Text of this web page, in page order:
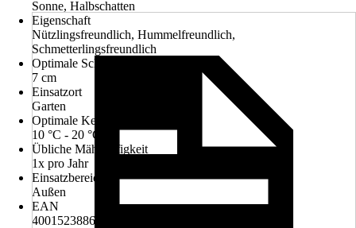
Sonne, Halbschatten
Eigenschaft
Nützlingsfreundlich, Hummelfreundlich,
Schmetterlingsfreundlich
Optimale Schnitthöhe
7 cm
Einsatzort
Garten
Optimale Keimtemperatur
10 °C - 20 °C
Übliche Mähhäufigkeit
1x pro Jahr
Einsatzbereich
Außen
EAN
4001523886955